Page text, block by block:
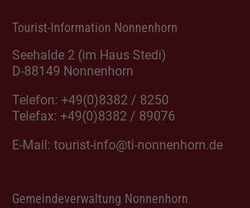
Tourist-Information Nonnenhorn
Seehalde 2 (im Haus Stedi)
D-88149 Nonnenhorn
Telefon: +49(0)8382 / 8250
Telefax: +49(0)8382 / 89076
E-Mail: tourist-info@ti-nonnenhorn.de
Gemeindeverwaltung Nonnenhorn